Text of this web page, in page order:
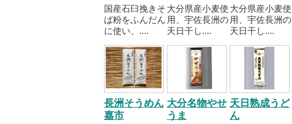
国産石臼挽きそ
ば粉をふんだん
に使い、....
大分県産小麦使
用、宇佐長洲の
天日干し....
大分県産小麦使
用、宇佐長洲の
天日干し....
長洲そうめん
嘉市
大分名物やせ
うま
天日熟成うど
ん